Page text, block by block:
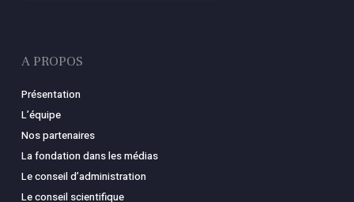
A PROPOS
Présentation
L’équipe
Nos partenaires
La fondation dans les médias
Le conseil d’administration
Le conseil scientifique